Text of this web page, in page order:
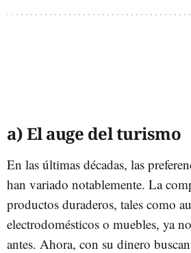
a) El auge del turismo
En las últimas décadas, las
han variado notablemente. La
productos duraderos, tales como
electrodomésticos o muebles, ya
antes. Ahora, con su dinero